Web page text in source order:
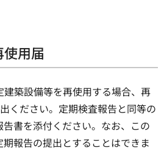
用届
築設備等を再使用する場合、再
ください。定期検査報告と同等の
書を添付ください。なお、この
報告の提出とすることはできま